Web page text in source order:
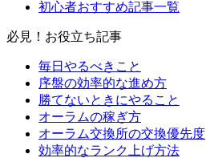
初心者おすすめ記事一覧
必見！お役立ち記事
毎日やるべきこと
序盤の効率的な進め方
勝てないときにやること
オーラムの稼ぎ方
オーラム交換所の交換優先度
効率的なランク上げ方法